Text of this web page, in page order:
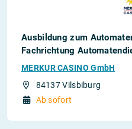
Ausbildung zum
Fachrichtung
MERKUR CASINO GmbH
84137 Vilsbiburg
Ab sofort